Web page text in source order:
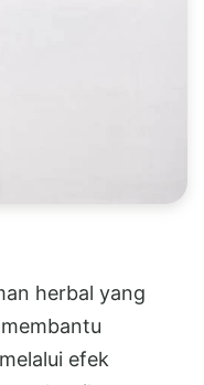
herbal yang
efek